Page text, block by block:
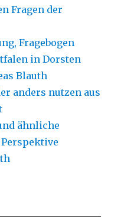
Fragen der
Fragebogen
in Dorsten
Blauth
anders nutzen aus
ähnliche